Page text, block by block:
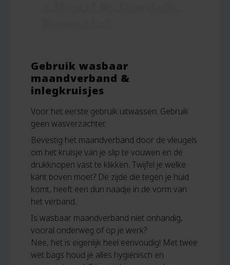
Gebruik wasbaar
maandverband &
inlegkruisjes
Voor het eerste gebruik uitwassen. Gebruik
geen wasverzachter.
Bevestig het maandverband door de vleugels
om het kruisje van je slip te vouwen en de
drukknopen vast te klikken. Twijfel je welke
kant boven moet? De zijde die tegen je huid
komt, heeft een dun naadje in de vorm van
het verband.
Is wasbaar maandverband niet onhandig,
vooral onderweg of op je werk?
Nee, het is eigenlijk heel eenvoudig! Met twee
wet bags houd je alles hygiënisch en